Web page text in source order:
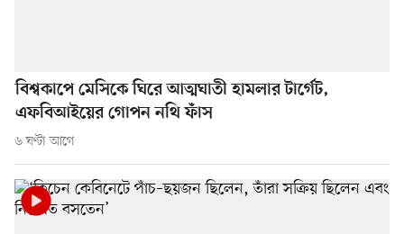
বিশ্বকাপে মেসিকে ঘিরে আত্মঘাতী হামলার টার্গেট,
এফবিআইয়ের গোপন নথি ফাঁস
৬ ঘণ্টা আগে